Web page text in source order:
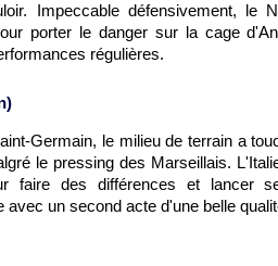
Impeccable défensivement, le
porter le danger sur la cage
régulières.
Germain, le milieu de terrain a
le pressing des Marseillais.
faire des différences et lancer
un second acte d'une belle